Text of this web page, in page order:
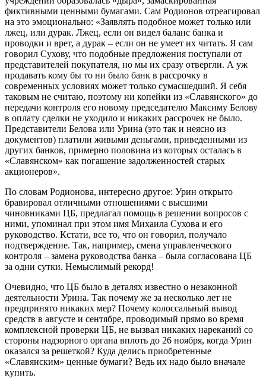
фиктивными ценными бумагами. Сам Родионов отреагировал
на это эмоционально: «Заявлять подобное может только или
лжец, или дурак. Лжец, если он видел баланс банка и
проводки и врет, а дурак – если он не умеет их читать. Я сам
говорил Сухову, что подобные предложения поступали от
представителей покупателя, но мы их сразу отвергли. А уж
продавать кому бы то ни было банк в рассрочку в
современных условиях может только сумасшедший. Я себя
таковым не считаю, поэтому ни копейки из «Славянского» до
передачи контроля его новому председателю Максиму Белову
в оплату сделки не уходило и никаких рассрочек не было.
Представители Белова или Урина (это так и неясно из
документов) платили живыми деньгами, приведенными из
других банков, примерно половина из которых осталась в
«Славянском» как погашение задолженностей старых
акционеров».
По словам Родионова, интересно другое: Урин открыто
бравировал отличными отношениями с высшими
чиновниками ЦБ, предлагал помощь в решении вопросов с
ними, упоминал при этом имя Михаила Сухова и его
руководство. Кстати, все то, что он говорил, получало
подтверждение. Так, например, смена управленческого
контроля – замена руководства банка – была согласована ЦБ
за одни сутки. Немыслимый рекорд!
Очевидно, что ЦБ было в деталях известно о незаконной
деятельности Урина. Так почему же за несколько лет не
предпринято никаких мер? Почему колоссальный вывод
средств в августе и сентябре, проводимый прямо во время
комплексной проверки ЦБ, не вызвал никаких нареканий со
стороны надзорного органа вплоть до 26 ноября, когда Урин
оказался за решеткой? Куда делись приобретенные
«Славянским» ценные бумаги? Ведь их надо было вначале
купить.